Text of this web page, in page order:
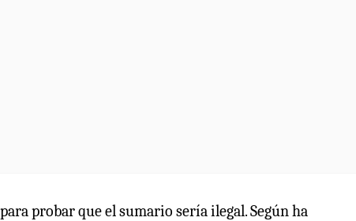
probar que el sumario sería ilegal. Según ha